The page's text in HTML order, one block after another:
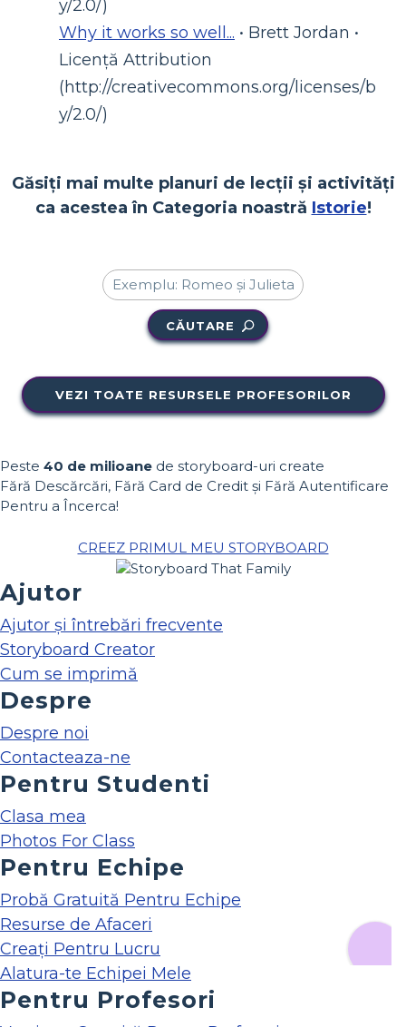
y/2.0/)
Why it works so well... • Brett Jordan •
Licență Attribution
(http://creativecommons.org/licenses/b
y/2.0/)
Găsiți mai multe planuri de lecții și activități
ca acestea în Categoria noastră Istorie!
CĂUTARE
VEZI TOATE RESURSELE PROFESORILOR
Peste 40 de milioane de storyboard-uri create
Fără Descărcări, Fără Card de Credit și Fără Autentificare
Pentru a Încerca!
CREEZ PRIMUL MEU STORYBOARD
Ajutor
Ajutor și întrebări frecvente
Storyboard Creator
Cum se imprimă
Despre
Despre noi
Contacteaza-ne
Pentru Studenti
Clasa mea
Photos For Class
Pentru Echipe
Probă Gratuită Pentru Echipe
Resurse de Afaceri
Creați Pentru Lucru
Alatura-te Echipei Mele
Pentru Profesori